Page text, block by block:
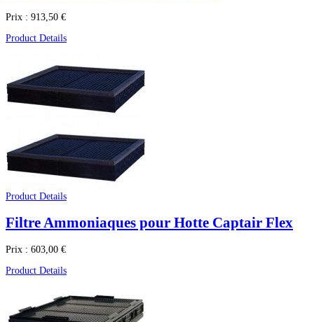
Prix : 913,50 €
Product Details
Product Details
Filtre Ammoniaques pour Hotte Captair Flex
Prix : 603,00 €
Product Details